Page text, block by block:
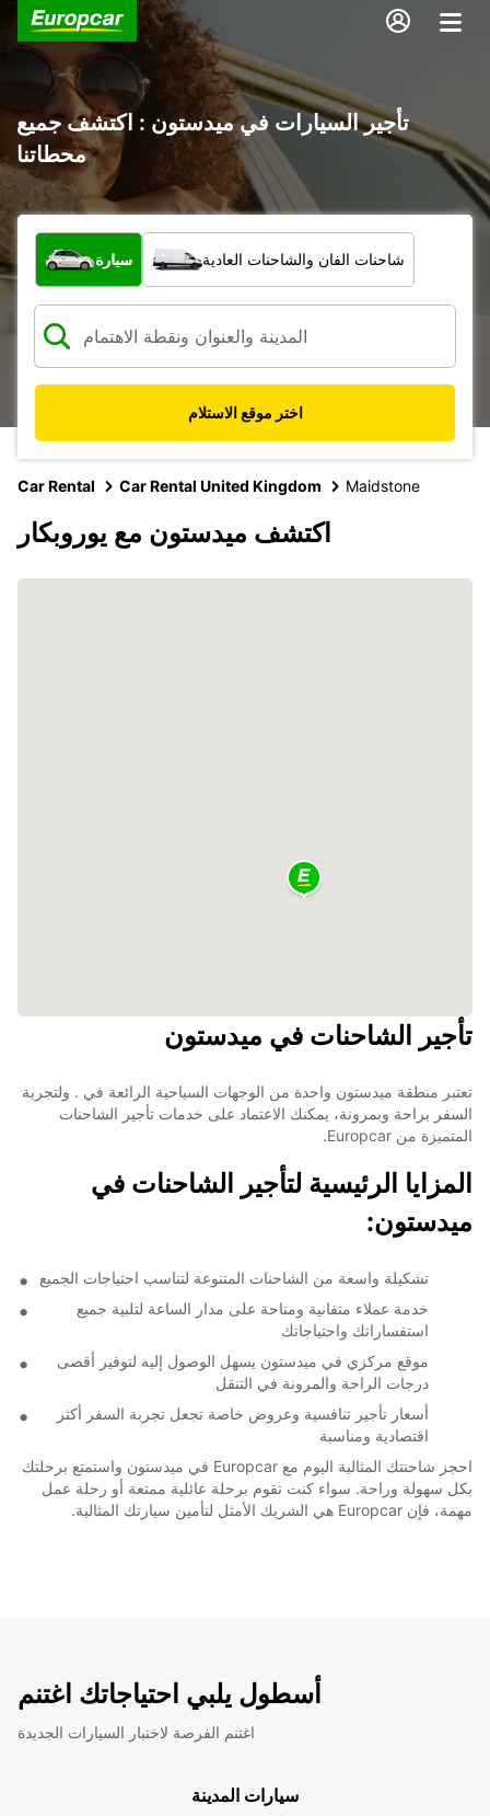
تأجير السيارات في ميدستون : اكتشف جميع
محطاتنا
ما نوع المركبة؟
سيارة شاحنات الفان والشاحنات العادية
اختر موقع الاستلام
Car Rental Car Rental United Kingdom Maidstone
اكتشف ميدستون مع يوروبكار
تأجير الشاحنات في ميدستون
تعتبر منطقة ميدستون واحدة من الوجهات السياحية الرائعة في . ولتجربة
السفر براحة وبمرونة، يمكنك الاعتماد على خدمات تأجير الشاحنات
المتميزة من Europcar.
المزايا الرئيسية لتأجير الشاحنات في
ميدستون:
تشكيلة واسعة من الشاحنات المتنوعة لتناسب احتياجات الجميع
خدمة عملاء متفانية ومتاحة على مدار الساعة لتلبية جميع
استفساراتك واحتياجاتك
موقع مركزي في ميدستون يسهل الوصول إليه لتوفير أقصى
درجات الراحة والمرونة في التنقل
أسعار تأجير تنافسية وعروض خاصة تجعل تجربة السفر أكثر
اقتصادية ومناسبة
احجز شاحنتك المثالية اليوم مع Europcar في ميدستون واستمتع برحلتك
بكل سهولة وراحة. سواء كنت تقوم برحلة عائلية ممتعة أو رحلة عمل
مهمة، فإن Europcar هي الشريك الأمثل لتأمين سيارتك المثالية.
أسطول يلبي احتياجاتك اغتنم
اغتنم الفرصة لاختبار السيارات الجديدة
سيارات المدينة